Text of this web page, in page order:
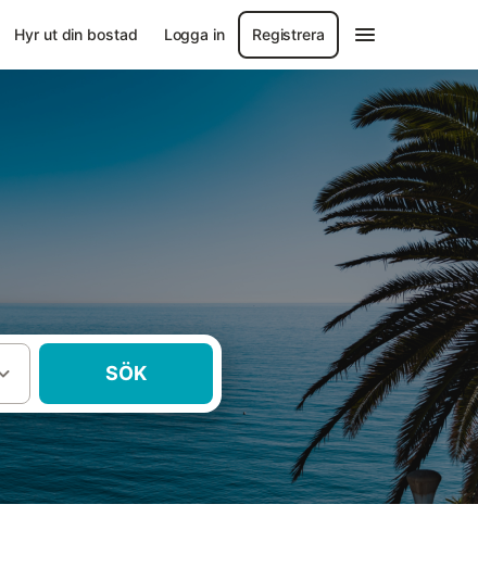
Hyr ut din bostad Logga in Registrera
SÖK